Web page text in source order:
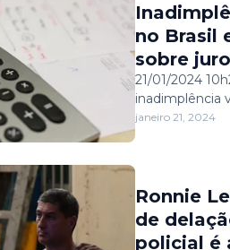
no Brasil
sobre
quatro a
estão
21/01/2024
inadimplência
janeiro 21, 2024
Ronnie
de
policial é